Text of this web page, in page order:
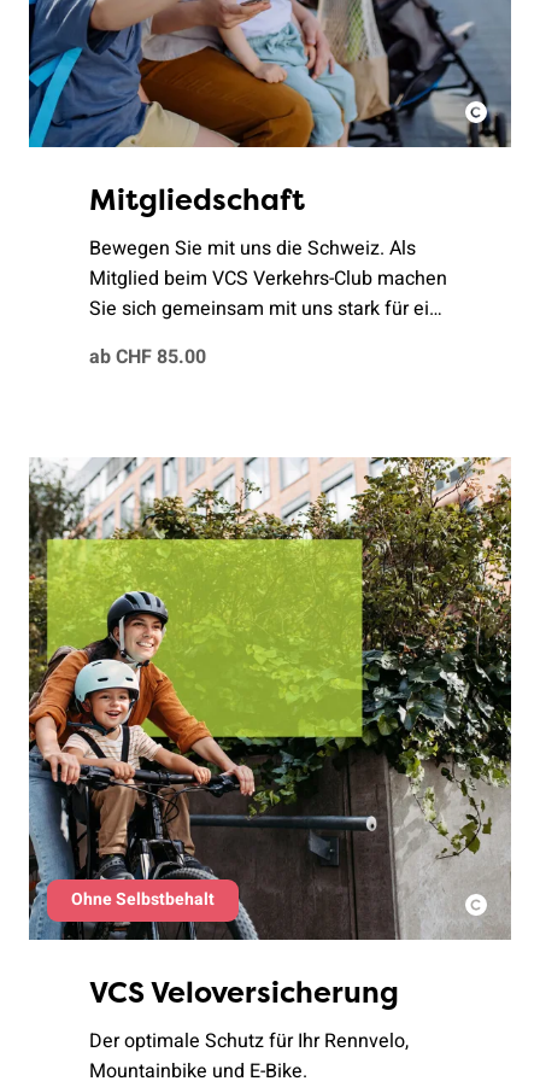
Mitgliedschaft
Bewegen Sie mit uns die Schweiz. Als
Mitglied beim VCS Verkehrs-Club machen
Sie sich gemeinsam mit uns stark für eine
ab CHF 85.00
Ohne Selbstbehalt
VCS Veloversicherung
Der optimale Schutz für Ihr Rennvelo,
Mountainbike und E-Bike.